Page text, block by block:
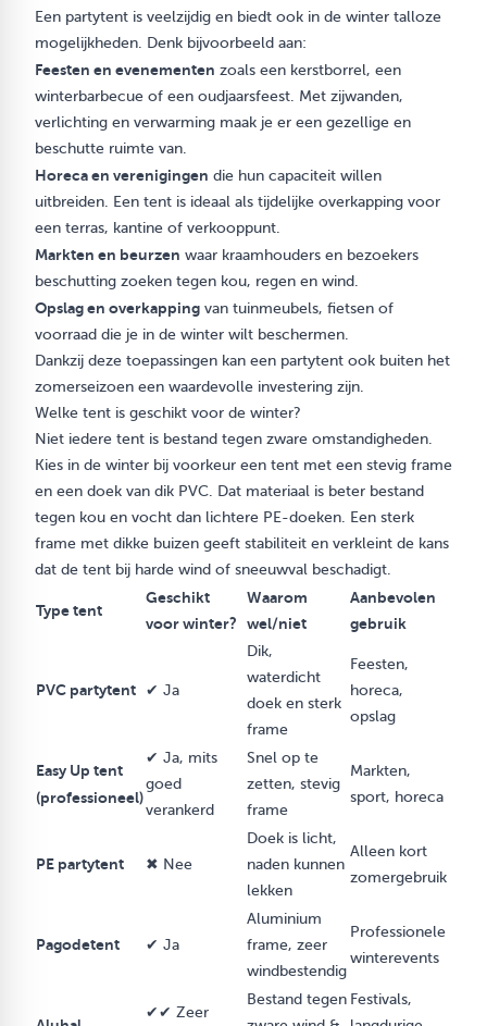
Een partytent is veelzijdig en biedt ook in de winter talloze
mogelijkheden. Denk bijvoorbeeld aan:
Feesten en evenementen zoals een kerstborrel, een
winterbarbecue of een oudjaarsfeest. Met zijwanden,
verlichting en verwarming maak je er een gezellige en
beschutte ruimte van.
Horeca en verenigingen die hun capaciteit willen
uitbreiden. Een tent is ideaal als tijdelijke overkapping voor
een terras, kantine of verkooppunt.
Markten en beurzen waar kraamhouders en bezoekers
beschutting zoeken tegen kou, regen en wind.
Opslag en overkapping van tuinmeubels, fietsen of
voorraad die je in de winter wilt beschermen.
Dankzij deze toepassingen kan een partytent ook buiten het
zomerseizoen een waardevolle investering zijn.
Welke tent is geschikt voor de winter?
Niet iedere tent is bestand tegen zware omstandigheden.
Kies in de winter bij voorkeur een tent met een stevig frame
en een doek van dik PVC. Dat materiaal is beter bestand
tegen kou en vocht dan lichtere PE-doeken. Een sterk
frame met dikke buizen geeft stabiliteit en verkleint de kans
dat de tent bij harde wind of sneeuwval beschadigt.
Type tent
Geschikt
voor winter?
Waarom
wel/niet
Aanbevolen
gebruik
PVC partytent ✔ Ja
Dik,
waterdicht
doek en sterk
frame
Feesten,
horeca,
opslag
Easy Up tent
(professioneel)
✔ Ja, mits
goed
verankerd
Snel op te
zetten, stevig
frame
Markten,
sport, horeca
PE partytent ✖ Nee
Doek is licht,
naden kunnen
lekken
Alleen kort
zomergebruik
Pagodetent ✔ Ja
Aluminium
frame, zeer
windbestendig
Professionele
winterevents
✔✔ Zeer
Bestand tegen Festivals,